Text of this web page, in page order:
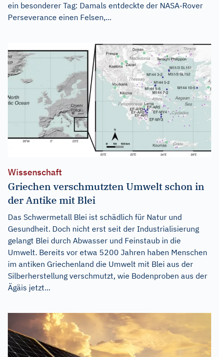
ein besonderer Tag: Damals entdeckte der NASA-Rover
Perseverance einen Felsen,...
Wissenschaft
Griechen verschmutzten Umwelt schon in
der Antike mit Blei
Das Schwermetall Blei ist schädlich für Natur und
Gesundheit. Doch nicht erst seit der Industrialisierung
gelangt Blei durch Abwasser und Feinstaub in die
Umwelt. Bereits vor etwa 5200 Jahren haben Menschen
im antiken Griechenland die Umwelt mit Blei aus der
Silberherstellung verschmutzt, wie Bodenproben aus der
Ägäis jetzt...